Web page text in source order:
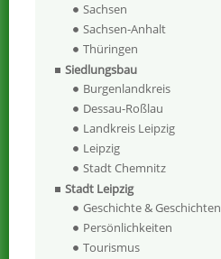
Sachsen
Sachsen-Anhalt
Thüringen
Siedlungsbau
Burgenlandkreis
Dessau-Roßlau
Landkreis Leipzig
Leipzig
Stadt Chemnitz
Stadt Leipzig
Geschichte & Geschichten
Persönlichkeiten
Tourismus